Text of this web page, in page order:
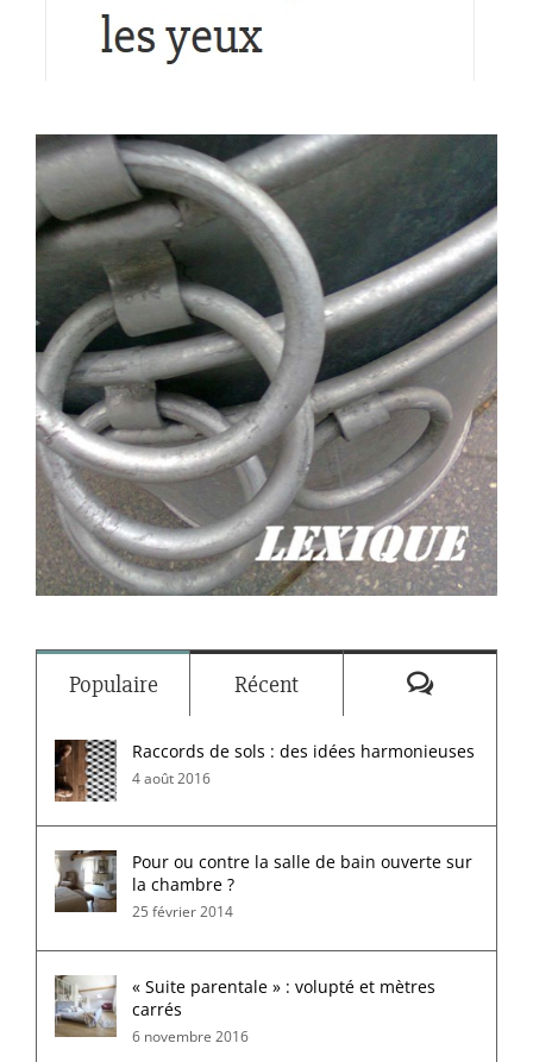
Populaire Récent
Raccords de sols : des idées harmonieuses
4 août 2016
Pour ou contre la salle de bain ouverte sur
la chambre ?
25 février 2014
« Suite parentale » : volupté et mètres
carrés
6 novembre 2016